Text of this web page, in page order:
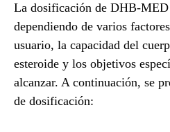
La dosificación de DHB-MED
dependiendo de varios
usuario, la capacidad del
esteroide y los objetivos
alcanzar. A continuación, se
de dosificación: